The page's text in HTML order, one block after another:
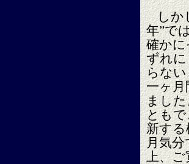
しか
年”で
確か
ずれ
らな
一ヶ
ました
ともで
新す
月気分
上、ご